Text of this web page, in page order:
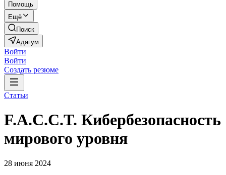
Помощь
Ещё
Поиск
Адагум
Войти
Войти
Создать резюме
Статьи
F.A.C.C.T. Кибербезопасность
мирового уровня
28 июня 2024